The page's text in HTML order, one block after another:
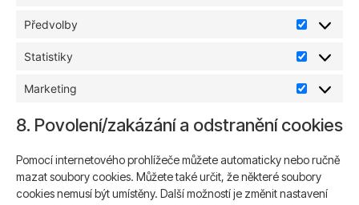
Předvolby
Statistiky
Marketing
8. Povolení/zakázání a odstranění cookies
Pomocí internetového prohlížeče můžete automaticky nebo ručně
mazat soubory cookies. Můžete také určit, že některé soubory
cookies nemusí být umístěny. Další možností je změnit nastavení